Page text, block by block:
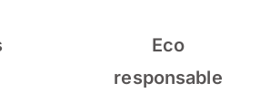
Eco
responsable